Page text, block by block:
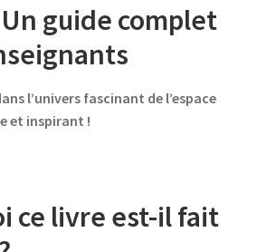
Un guide complet
l’univers fascinant de l’espace
et inspirant !
ce livre est-il fait